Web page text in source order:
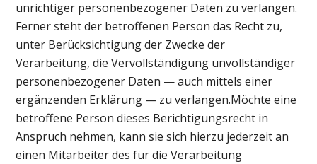
unrichtiger personenbezogener Daten zu verlangen.
Ferner steht der betroffenen Person das Recht zu,
unter Berücksichtigung der Zwecke der
Verarbeitung, die Vervollständigung unvollständiger
personenbezogener Daten — auch mittels einer
ergänzenden Erklärung — zu verlangen.Möchte eine
betroffene Person dieses Berichtigungsrecht in
Anspruch nehmen, kann sie sich hierzu jederzeit an
einen Mitarbeiter des für die Verarbeitung